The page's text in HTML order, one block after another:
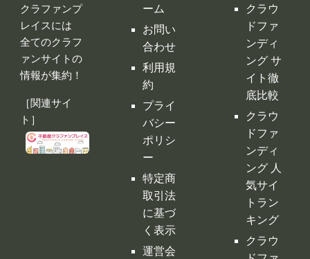
レイスには
全てのクラフ
ァンサイトの
情報が集約！
［関連サイ
ト］
お問い
合わせ
利用規
約
プライ
バシー
ポリシ
ー
特定商
取引法
に基づ
く表示
運営会
社
ドファ
ンディ
ング サ
イト徹
底比較
クラウ
ドファ
ンディ
ング 人
気サイ
トラン
キング
クラウ
ドファ
ンディ